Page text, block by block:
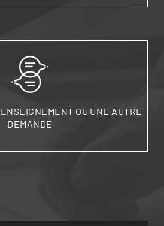
OU UNE AUTRE
DEMANDE